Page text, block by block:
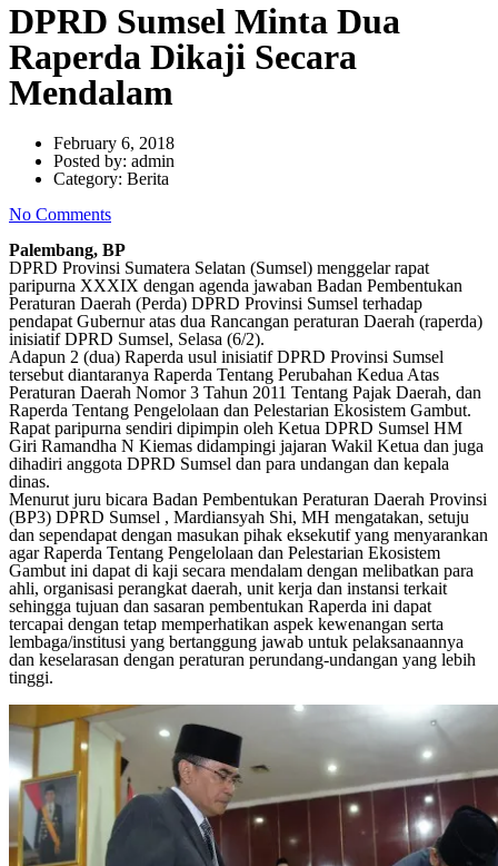
DPRD Sumsel Minta Dua
Raperda Dikaji Secara
Mendalam
February 6, 2018
Posted by: admin
Category: Berita
No Comments
Palembang, BP
DPRD Provinsi Sumatera Selatan (Sumsel) menggelar rapat
paripurna XXXIX dengan agenda jawaban Badan Pembentukan
Peraturan Daerah (Perda) DPRD Provinsi Sumsel terhadap
pendapat Gubernur atas dua Rancangan peraturan Daerah (raperda)
inisiatif DPRD Sumsel, Selasa (6/2).
Adapun 2 (dua) Raperda usul inisiatif DPRD Provinsi Sumsel
tersebut diantaranya Raperda Tentang Perubahan Kedua Atas
Peraturan Daerah Nomor 3 Tahun 2011 Tentang Pajak Daerah, dan
Raperda Tentang Pengelolaan dan Pelestarian Ekosistem Gambut.
Rapat paripurna sendiri dipimpin oleh Ketua DPRD Sumsel HM
Giri Ramandha N Kiemas didampingi jajaran Wakil Ketua dan juga
dihadiri anggota DPRD Sumsel dan para undangan dan kepala
dinas.
Menurut juru bicara Badan Pembentukan Peraturan Daerah Provinsi
(BP3) DPRD Sumsel , Mardiansyah Shi, MH mengatakan, setuju
dan sependapat dengan masukan pihak eksekutif yang menyarankan
agar Raperda Tentang Pengelolaan dan Pelestarian Ekosistem
Gambut ini dapat di kaji secara mendalam dengan melibatkan para
ahli, organisasi perangkat daerah, unit kerja dan instansi terkait
sehingga tujuan dan sasaran pembentukan Raperda ini dapat
tercapai dengan tetap memperhatikan aspek kewenangan serta
lembaga/institusi yang bertanggung jawab untuk pelaksanaannya
dan keselarasan dengan peraturan perundang-undangan yang lebih
tinggi.